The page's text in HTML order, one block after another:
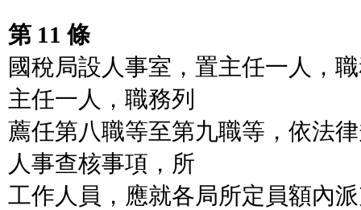
第 11 條
國稅局設人事室，置主任一人，
主任一人，職務列
薦任第八職等至第九職等，依法
人事查核事項，所
工作人員，應就各局所定員額內